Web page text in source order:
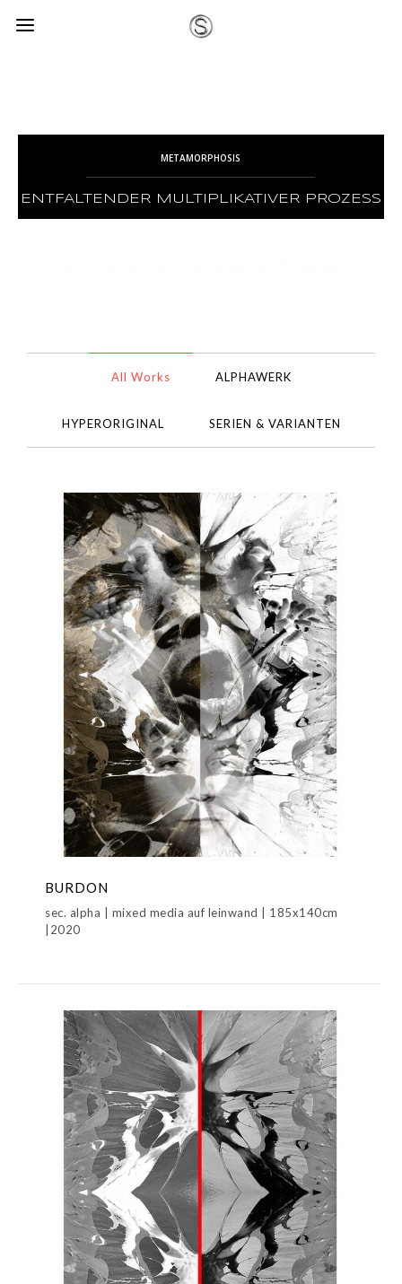
METAMORPHOSIS
ENTFALTENDER MULTIPLIKATIVER PROZESS
All Works ALPHAWERK
HYPERORIGINAL SERIEN & VARIANTEN
BURDON
sec. alpha | mixed media auf leinwand | 185x140cm
|2020